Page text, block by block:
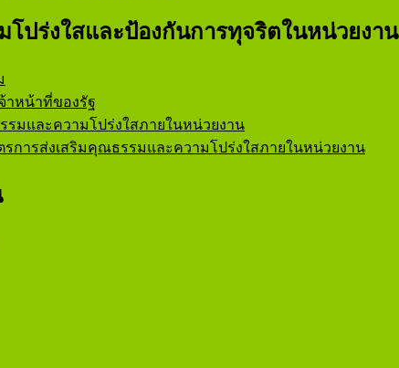
โปร่งใสและป้องกันการทุจริตในหน่วยงาน
าหน้าที่ของรัฐ
รมและความโปร่งใสภายในหน่วยงาน
รการส่งเสริมคุณธรรมและความโปร่งใสภายในหน่วยงาน